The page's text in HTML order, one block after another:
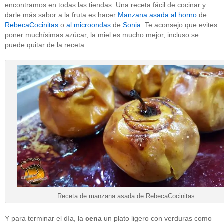
encontramos en todas las tiendas. Una receta fácil de cocinar y
darle más sabor a la fruta es hacer Manzana asada al horno de
RebecaCocinitas o al microondas de Sonia . Te aconsejo que evites
poner muchísimas azúcar, la miel es mucho mejor, incluso se
puede quitar de la receta.
Receta de manzana asada de RebecaCocinitas
Y para terminar el día, la cena un plato ligero con verduras como